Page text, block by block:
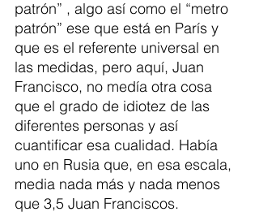
patrón” , algo así como el “metro
patrón” ese que está en París y
que es el referente universal en
las medidas, pero aquí, Juan
Francisco, no medía otra cosa
que el grado de idiotez de las
diferentes personas y así
cuantificar esa cualidad. Había
uno en Rusia que, en esa escala,
media nada más y nada menos
que 3,5 Juan Franciscos.